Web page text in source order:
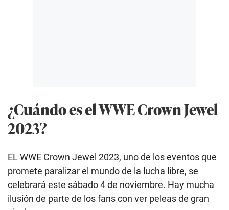
¿Cuándo es el WWE Crown Jewel
2023?
EL WWE Crown Jewel 2023, uno de los eventos que
promete paralizar el mundo de la lucha libre, se
celebrará este sábado 4 de noviembre. Hay mucha
ilusión de parte de los fans con ver peleas de gran